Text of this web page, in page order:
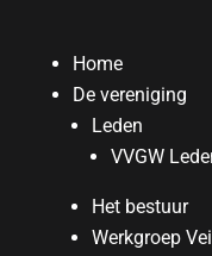
Home
De vereniging
Leden
VVGW
Het bestuur
Werkgroep